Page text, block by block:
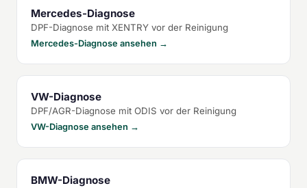
Mercedes-Diagnose
DPF-Diagnose mit XENTRY vor der Reinigung
Mercedes-Diagnose ansehen →
VW-Diagnose
DPF/AGR-Diagnose mit ODIS vor der Reinigung
VW-Diagnose ansehen →
BMW-Diagnose